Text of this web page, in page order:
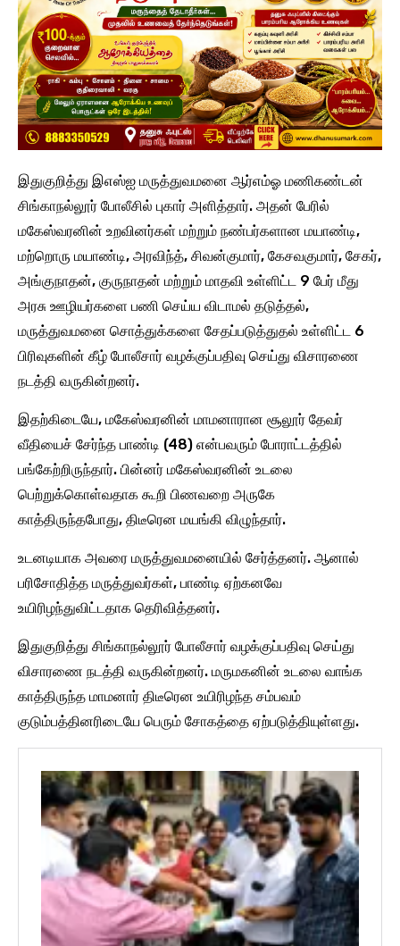
இதுகுறித்து இஎஸ்ஐ மருத்துவமனை ஆர்எம்ஓ மணிகண்டன்
சிங்காநல்லூர் போலீசில் புகார் அளித்தார். அதன் பேரில்
மகேஸ்வரனின் உறவினர்கள் மற்றும் நண்பர்களான மயாண்டி,
மற்றொரு மயாண்டி, அரவிந்த், சிவன்குமார், கேசவகுமார், சேகர்,
அங்குநாதன், குருநாதன் மற்றும் மாதவி உள்ளிட்ட 9 பேர் மீது
அரசு ஊழியர்களை பணி செய்ய விடாமல் தடுத்தல்,
மருத்துவமனை சொத்துக்களை சேதப்படுத்துதல் உள்ளிட்ட 6
பிரிவுகளின் கீழ் போலீசார் வழக்குப்பதிவு செய்து விசாரணை
நடத்தி வருகின்றனர்.
இதற்கிடையே, மகேஸ்வரனின் மாமனாரான சூலூர் தேவர்
வீதியைச் சேர்ந்த பாண்டி (48) என்பவரும் போராட்டத்தில்
பங்கேற்றிருந்தார். பின்னர் மகேஸ்வரனின் உடலை
பெற்றுக்கொள்வதாக கூறி பிணவறை அருகே
காத்திருந்தபோது, திடீரென மயங்கி விழுந்தார்.
உடனடியாக அவரை மருத்துவமனையில் சேர்த்தனர். ஆனால்
பரிசோதித்த மருத்துவர்கள், பாண்டி ஏற்கனவே
உயிரிழந்துவிட்டதாக தெரிவித்தனர்.
இதுகுறித்து சிங்காநல்லூர் போலீசார் வழக்குப்பதிவு செய்து
விசாரணை நடத்தி வருகின்றனர். மருமகனின் உடலை வாங்க
காத்திருந்த மாமனார் திடீரென உயிரிழந்த சம்பவம்
குடும்பத்தினரிடையே பெரும் சோகத்தை ஏற்படுத்தியுள்ளது.